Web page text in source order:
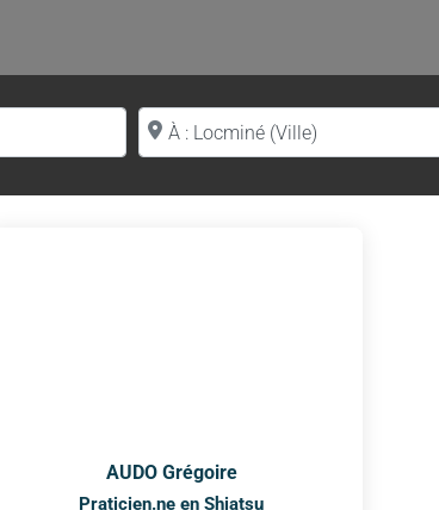
Proche de (ville ou région)
AUDO Grégoire
Praticien.ne en Shiatsu